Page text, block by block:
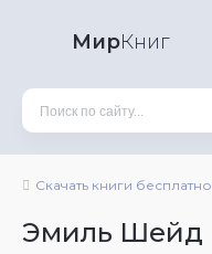
МирКниг
Скачать книги бесплатно
Эмиль Шейд